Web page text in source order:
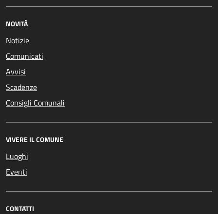
NOVITÀ
Notizie
Comunicati
Avvisi
Scadenze
Consigli Comunali
VIVERE IL COMUNE
Luoghi
Eventi
CONTATTI